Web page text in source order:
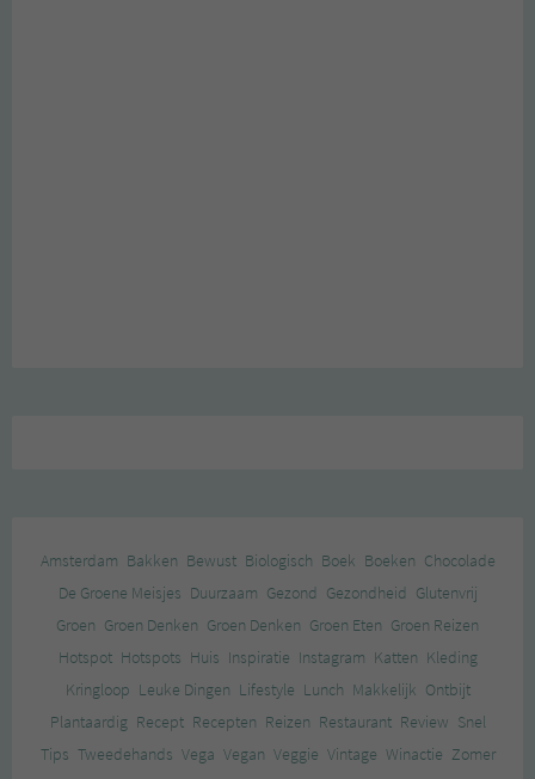
Amsterdam Bakken Bewust Biologisch Boek Boeken Chocolade
De Groene Meisjes Duurzaam Gezond Gezondheid Glutenvrij
Groen Groen Denken Groen Denken Groen Eten Groen Reizen
Hotspot Hotspots Huis Inspiratie Instagram Katten Kleding
Kringloop Leuke Dingen Lifestyle Lunch Makkelijk Ontbijt
Plantaardig Recept Recepten Reizen Restaurant Review Snel
Tips Tweedehands Vega Vegan Veggie Vintage Winactie Zomer